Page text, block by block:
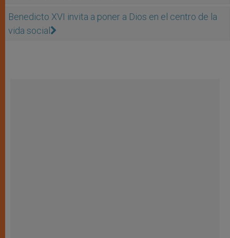
Benedicto XVI invita a poner a Dios en el centro de la
vida social